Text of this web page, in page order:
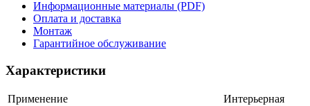
Информационные материалы (PDF)
Оплата и доставка
Монтаж
Гарантийное обслуживание
Характеристики
Применение
Интерьерная